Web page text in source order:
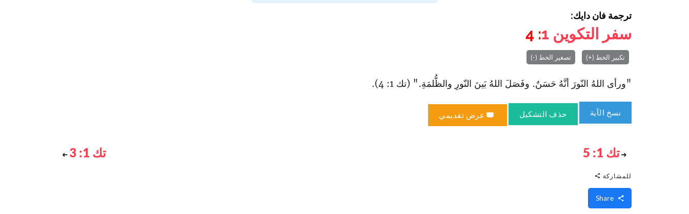
ترجمة فان دايك:
سفر التكوين 1
: 4
تكبير الخط (+) تصغير الخط (-)
"ورأى اللهُ النّورَ أنَّهُ حَسَنٌ. وفَصَلَ اللهُ بَينَ النّورِ والظُّلمَةِ." (تك 1: 4).
نسخ الآية حذف التشكيل عرض تقديمي
تك 1: 5 تك 1: 3
للمشاركة